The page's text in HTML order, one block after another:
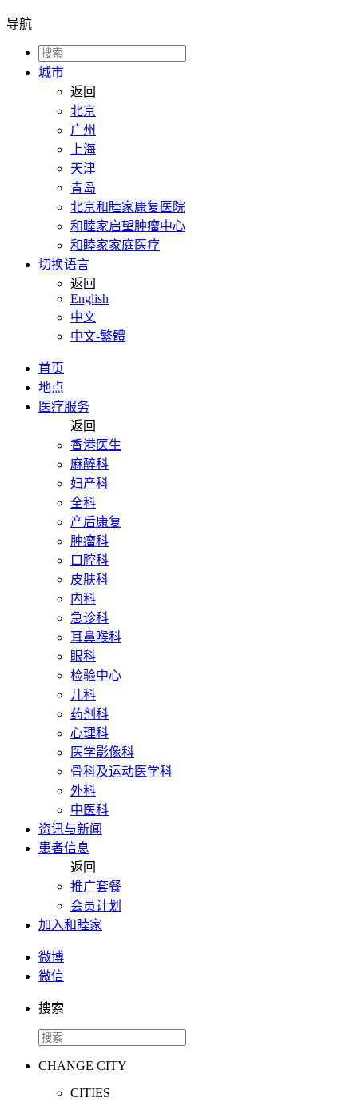
导航
城市
返回
北京
广州
上海
天津
青岛
北京和睦家康复医院
和睦家启望肿瘤中心
和睦家家庭医疗
切换语言
返回
English
中文
中文-繁體
首页
地点
医疗服务
返回
香港医生
麻醉科
妇产科
全科
产后康复
肿瘤科
口腔科
皮肤科
内科
急诊科
耳鼻喉科
眼科
检验中心
儿科
药剂科
心理科
医学影像科
骨科及运动医学科
外科
中医科
资讯与新闻
患者信息
返回
推广套餐
会员计划
加入和睦家
微博
微信
搜索
CHANGE CITY
CITIES